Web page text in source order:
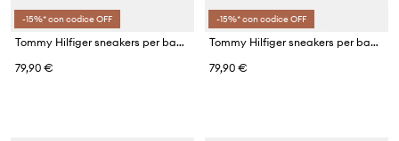
-15%* con codice OFF
Tommy Hilfiger sneakers per bambini
79,90 €
-15%* con codice OFF
Tommy Hilfiger sneakers per bambini
79,90 €